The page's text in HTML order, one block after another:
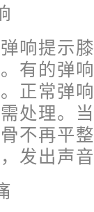
响提示
有的弹
正常弹
处理。
不再平
发出声音